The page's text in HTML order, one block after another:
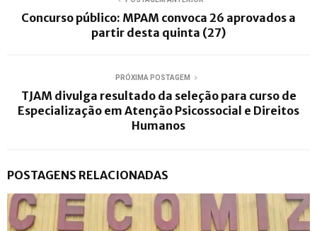
Concurso público: MPAM convoca 26 aprovados a
partir desta quinta (27)
PRÓXIMA POSTAGEM
TJAM divulga resultado da seleção para curso de
Especialização em Atenção Psicossocial e Direitos
Humanos
POSTAGENS RELACIONADAS